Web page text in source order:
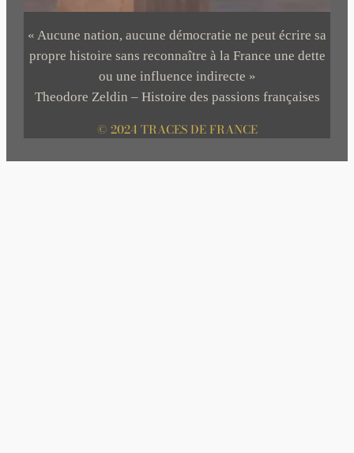
« Aucune nation, aucune démocratie ne peut écrire sa
propre histoire sans reconnaître à la France une dette
ou une influence indirecte »
Theodore Zeldin – Histoire des passions françaises
© 2024 TRACES DE FRANCE